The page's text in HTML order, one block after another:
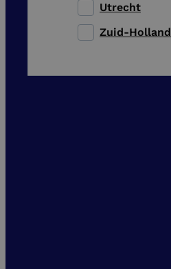
Utrecht
Zuid-Holland